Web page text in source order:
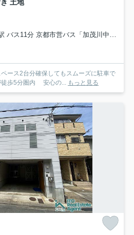
土地
分 京都市営バス「加茂川中学前」 停歩5分
ース2台分確保してもスムーズに駐車で
徒歩5分圏内 安心の... もっと見る